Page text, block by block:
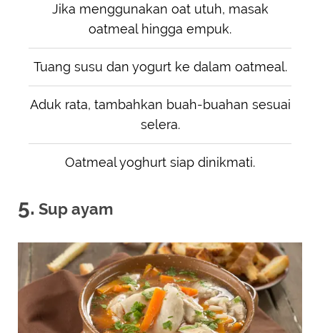
Jika menggunakan oat utuh, masak
oatmeal hingga empuk.
Tuang susu dan yogurt ke dalam oatmeal.
Aduk rata, tambahkan buah-buahan sesuai
selera.
Oatmeal yoghurt siap dinikmati.
5. Sup ayam